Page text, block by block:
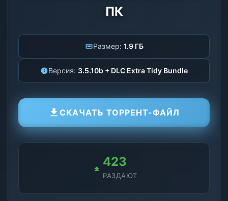
ПК
Размер: 1.9 ГБ
Версия: 3.5.10b + DLC Extra Tidy Bundle
СКАЧАТЬ ТОРРЕНТ-ФАЙЛ
422
РАЗДАЮТ